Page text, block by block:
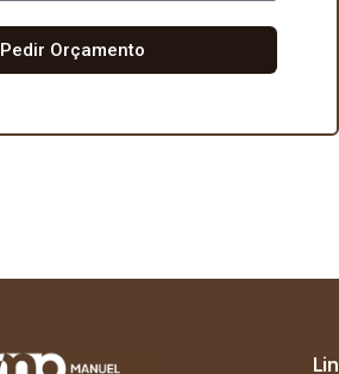
Pedir Orçamento